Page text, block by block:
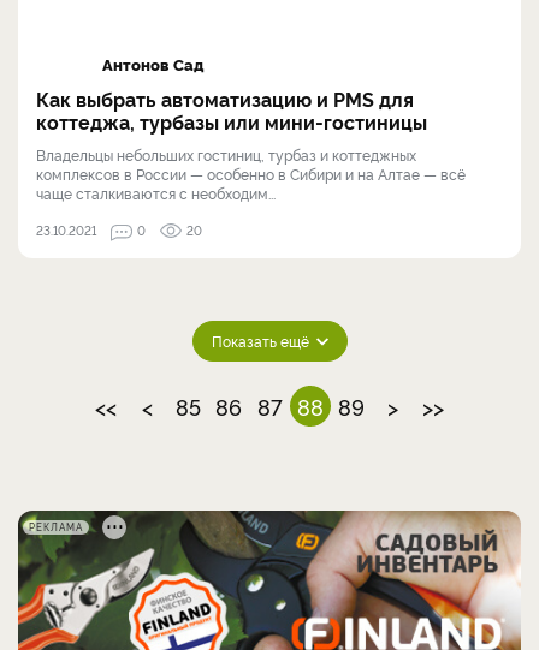
Антонов Сад
Как выбрать автоматизацию и PMS для
коттеджа, турбазы или мини-гостиницы
Владельцы небольших гостиниц, турбаз и коттеджных
комплексов в России — особенно в Сибири и на Алтае — всё
чаще сталкиваются с необходим...
23.10.2021 0 20
Показать ещё
<< < 85 86 87 88 89 > >>
РЕКЛАМА